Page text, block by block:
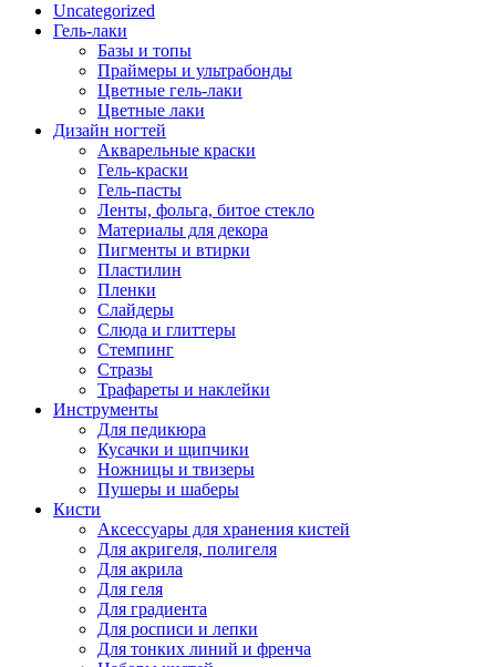
Uncategorized
Гель-лаки
Базы и топы
Праймеры и ультрабонды
Цветные гель-лаки
Цветные лаки
Дизайн ногтей
Акварельные краски
Гель-краски
Гель-пасты
Ленты, фольга, битое стекло
Материалы для декора
Пигменты и втирки
Пластилин
Пленки
Слайдеры
Слюда и глиттеры
Стемпинг
Стразы
Трафареты и наклейки
Инструменты
Для педикюра
Кусачки и щипчики
Ножницы и твизеры
Пушеры и шаберы
Кисти
Аксессуары для хранения кистей
Для акригеля, полигеля
Для акрила
Для геля
Для градиента
Для росписи и лепки
Для тонких линий и френча